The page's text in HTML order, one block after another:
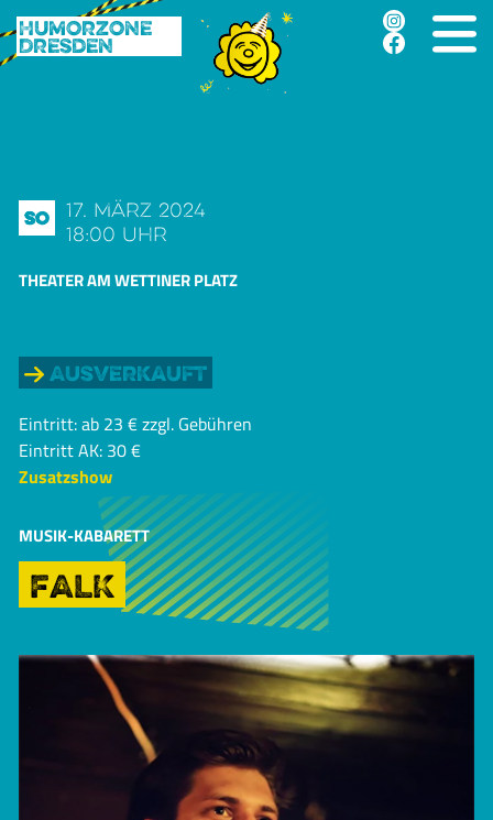
Humorzone
Dresden
So
17. März 2024
18:00 Uhr
THEATER AM WETTINER PLATZ
Ausverkauft
Eintritt: ab 23 € zzgl. Gebühren
Eintritt AK: 30 €
Zusatzshow
MUSIK-KABARETT
FALK